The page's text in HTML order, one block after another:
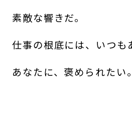
素敵な響きだ。
仕事の根底には、いつも
あなたに、褒められたい。